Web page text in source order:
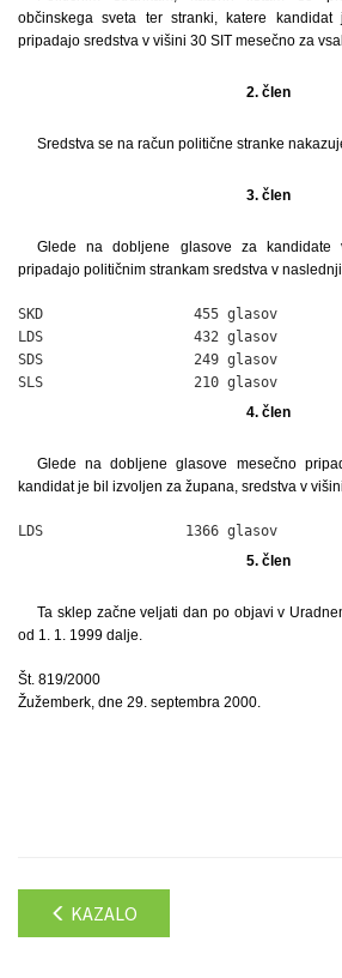
občinskega sveta ter stranki, katere
pripadajo sredstva v višini 30 SIT mesečno za
2. člen
Sredstva se na račun politične stranke
3. člen
Glede na dobljene glasove za kandidate
pripadajo političnim strankam sredstva v
SKD                  455 glasov
LDS                  432 glasov
SDS                  249 glasov
SLS                  210 glasov
4. člen
Glede na dobljene glasove mesečno
kandidat je bil izvoljen za župana, sredstva v
LDS                 1366 glasov
5. člen
Ta sklep začne veljati dan po objavi v
od 1. 1. 1999 dalje.
Št. 819/2000
Žužemberk, dne 29. septembra 2000.
KAZALO